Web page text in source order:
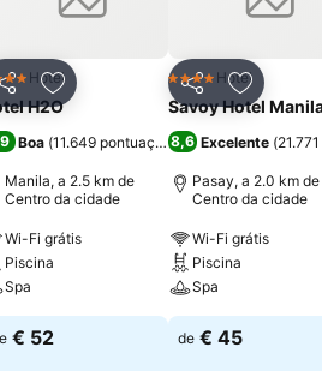
PartilharAdicionar aos favoritos
Hotel
H2O
Boa (11.649 pontuações)
Manila, a 2.5 km de
Centro da cidade
Wi-Fi grátis
Piscina
Spa
€ 52
Partilhar
4 EstrelasHotel
Savoy Hotel
8,6 Excelente (
Pasay, a 2.0 km de
Centro da cidade
Wi-Fi grátis
Piscina
Spa
de € 45